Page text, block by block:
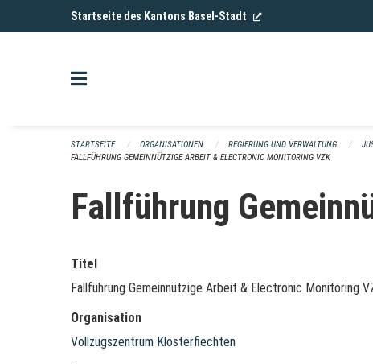
Navigation überspringenStartseite des Kantons Basel-Stadt (External Link)
STARTSEITE ORGANISATIONEN REGIERUNG UND VERWALTUNG
FALLFÜHRUNG GEMEINNÜTZIGE ARBEIT & ELECTRONIC MONITORING VZK
Fallführung
Titel
Fallführung Gemeinnützige Arbeit & Electronic Monitoring
Organisation
Vollzugszentrum Klosterfiechten